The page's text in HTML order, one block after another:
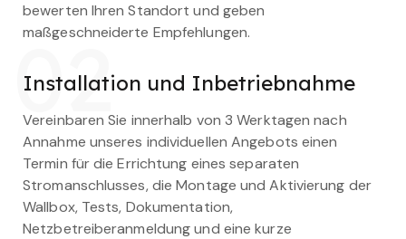
bewerten Ihren Standort und geben
maßgeschneiderte Empfehlungen.
02
Installation und Inbetriebnahme
Vereinbaren Sie innerhalb von 3 Werktagen nach
Annahme unseres individuellen Angebots einen
Termin für die Errichtung eines separaten
Stromanschlusses, die Montage und Aktivierung der
Wallbox, Tests, Dokumentation,
Netzbetreiberanmeldung und eine kurze